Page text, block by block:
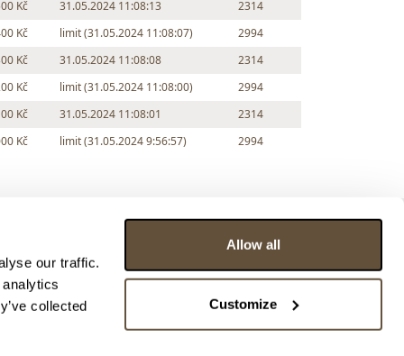
our traffic.
collected
Allow all
Customize
Kč
31.05.2024 11:08:13
2314
Kč
limit (31.05.2024 11:08:07)
2994
Kč
31.05.2024 11:08:08
2314
Kč
limit (31.05.2024 11:08:00)
2994
Kč
31.05.2024 11:08:01
2314
Kč
limit (31.05.2024 9:56:57) 2994